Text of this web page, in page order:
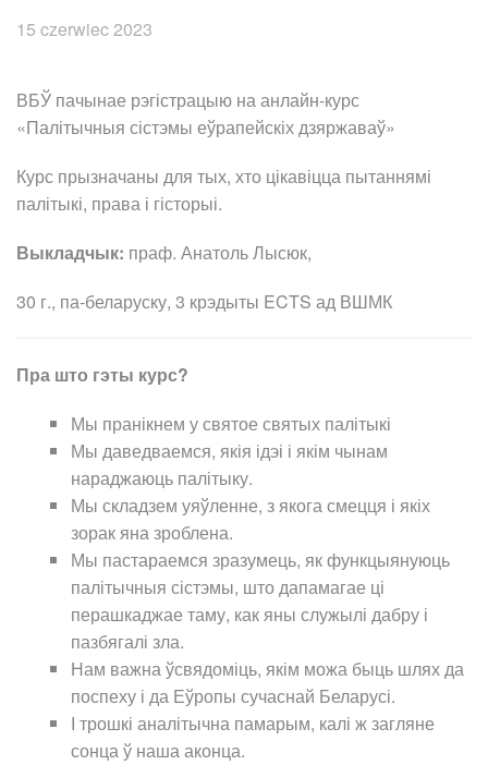
15 czerwiec 2023
ВБЎ пачынае рэгістрацыю на анлайн-курс
«Палітычныя сістэмы еўрапейскіх дзяржаваў»
Курс прызначаны для тых, хто цікавіцца пытаннямі
палітыкі, права і гісторыі.
Выкладчык: праф. Анатоль Лысюк,
30 г., па-беларуску, 3 крэдыты ECTS ад ВШМК
Пра што гэты курс?
Мы пранікнем у святое святых палітыкі
Мы даведваемся, якія ідэі і якім чынам
нараджаюць палітыку.
Мы складзем уяўленне, з якога смецця і якіх
зорак яна зроблена.
Мы пастараемся зразумець, як функцыянуюць
палітычныя сістэмы, што дапамагае ці
перашкаджае таму, как яны служылі дабру і
пазбягалі зла.
Нам важна ўсвядоміць, якім можа быць шлях да
поспеху і да Еўропы сучаснай Беларусі.
І трошкі аналітычна памарым, калі ж загляне
сонца ў наша аконца.